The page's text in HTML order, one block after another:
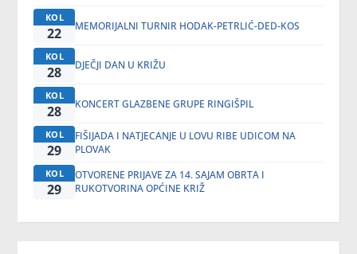
KOL
22 MEMORIJALNI TURNIR HODAK-PETRLIĆ-DED-KOS
KOL
28 DJEČJI DAN U KRIŽU
KOL
28 KONCERT GLAZBENE GRUPE RINGIŠPIL
KOL
29
FIŠIJADA I NATJECANJE U LOVU RIBE UDICOM NA
PLOVAK
KOL
29
OTVORENE PRIJAVE ZA 14. SAJAM OBRTA I
RUKOTVORINA OPĆINE KRIŽ